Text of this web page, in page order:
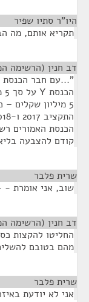
היו"ר סתיו שפיר
תקריא אותם, מה
דב חנין (הרשימה
5 מיליון שקלים
הכנסת האמורים
קודם להצבעה
שרית פלבר
שוב, אני אומרת
דב חנין (הרשימה
החליטו להקצות
מהם בטובם
שרית פלבר
אני לא יודעת